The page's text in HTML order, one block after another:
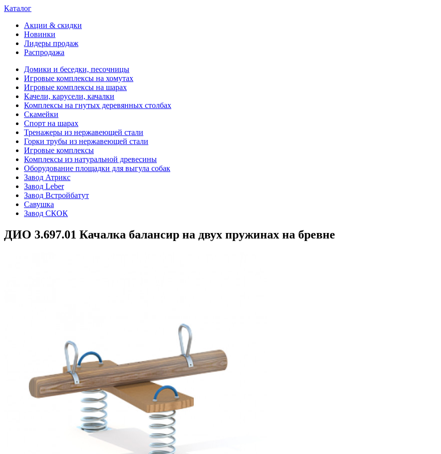
Каталог
Акции & скидки
Новинки
Лидеры продаж
Распродажа
Домики и беседки, песочницы
Игровые комплексы на хомутах
Игровые комплексы на шарах
Качели, карусели, качалки
Комплексы на гнутых деревянных столбах
Скамейки
Спорт на шарах
Тренажеры из нержавеющей стали
Горки трубы из нержавеющей стали
Игровые комплексы
Комплексы из натуральной древесины
Оборудование площадки для выгула собак
Завод Атрикс
Завод Leber
Завод Встройбатут
Савушка
Завод СКОК
ДИО 3.697.01 Качалка балансир на двух пружинах на бревне